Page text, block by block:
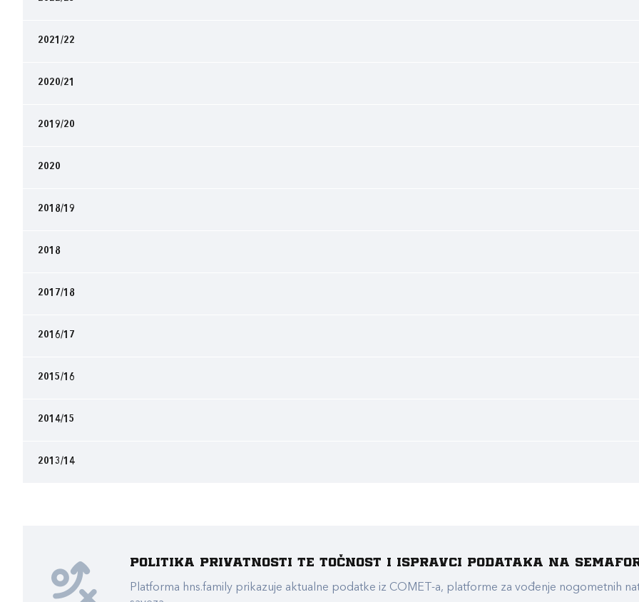
2021/22
2020/21
2019/20
2020
2018/19
2018
2017/18
2016/17
2015/16
2014/15
2013/14
Politika privatnosti te točnost i ispravci podataka na
Platforma hns.family prikazuje aktualne podatke iz COMET-a, platforme za vođenje nogometnih